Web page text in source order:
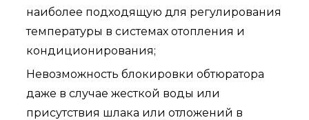
наиболее подходящую для регулирования
температуры в системах отопления и
кондиционирования;
Невозможность блокировки обтюратора
даже в случае жесткой воды или
присутствия шлака или отложений в